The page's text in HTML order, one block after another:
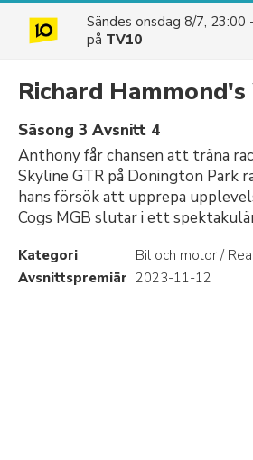
Sändes onsdag 8/7, 23:00
på TV10
Richard
Säsong 3 Avsnitt 4
Anthony får chansen att träna
Skyline GTR på Donington Park
hans försök att upprepa
Cogs MGB slutar i ett
Kategori
Bil och motor /
Avsnittspremiär 2023-11-12